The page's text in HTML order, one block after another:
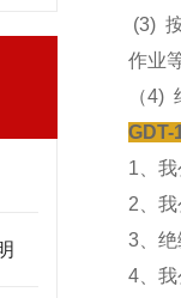
(3)
作业
（4)
GDT-
1、
2、
3、
4、